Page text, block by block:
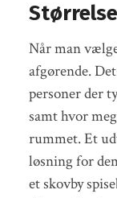
Når man
afgørende.
personer der
samt hvor
rummet. Et
løsning for
et skovby